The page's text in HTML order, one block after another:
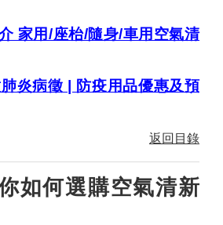
家用/座枱/隨身/車用空氣清
炎病徵 | 防疫用品優惠及預
返回目錄
如何選購空氣清新